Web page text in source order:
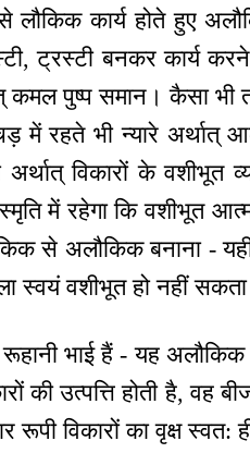
कार्य होते हुए
ट्रस्टी बनकर कार्य करने
पुष्प समान। कैसा भी
में रहते भी न्यारे अर्थात्
अर्थात् विकारों के
में रहेगा कि वशीभूत
से अलौकिक बनाना -
स्वयं वशीभूत हो नहीं
भाई हैं - यह अलौकिक
की उत्पत्ति होती है, वह
विकारों का वृक्ष स्वत: